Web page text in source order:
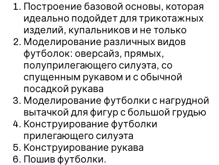
Построение базовой основы, которая
идеально подойдет для трикотажных
изделий, купальников и не только
Моделирование различных видов
футболок: оверсайз, прямых,
полуприлегающего силуэта, со
спущенным рукавом и с обычной
посадкой рукава
Моделирование футболки с нагрудной
вытачкой для фигур с большой грудью
Конструирование футболки
прилегающего силуэта
Конструирование рукава
Пошив футболки.